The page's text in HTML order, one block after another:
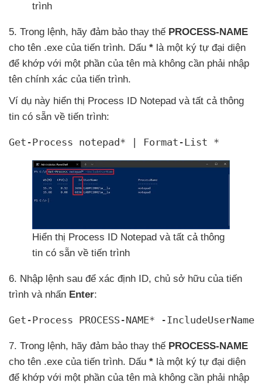
trình
5. Trong lệnh, hãy đảm bảo thay thế PROCESS-NAME
cho tên .exe của tiến trình. Dấu * là một ký tự đại diện
để khớp với một phần của tên mà không cần phải nhập
tên chính xác của tiến trình.
Ví dụ này hiển thị Process ID Notepad và tất cả thông
tin có sẵn về tiến trình:
Get-Process notepad* | Format-List *
Hiển thị Process ID Notepad và tất cả thông
tin có sẵn về tiến trình
6. Nhập lệnh sau để xác định ID, chủ sở hữu của tiến
trình và nhấn Enter:
Get-Process PROCESS-NAME* -IncludeUserName
7. Trong lệnh, hãy đảm bảo thay thế PROCESS-NAME
cho tên .exe của tiến trình. Dấu * là một ký tự đại diện
để khớp với một phần của tên mà không cần phải nhập